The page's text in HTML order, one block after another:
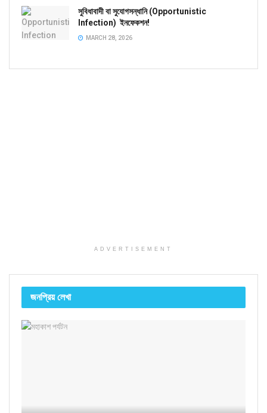
সুবিধাবাদী বা সুযোগসন্ধানি (Opportunistic
Infection) ইনফেকশন!
MARCH 28, 2026
ADVERTISEMENT
জনপ্রিয় লেখা